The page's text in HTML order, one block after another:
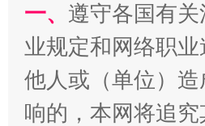
“刷贴”乱象丛生
一、 遵守各国有
业规定和网络职
他人或（单位）
响的，本网将追